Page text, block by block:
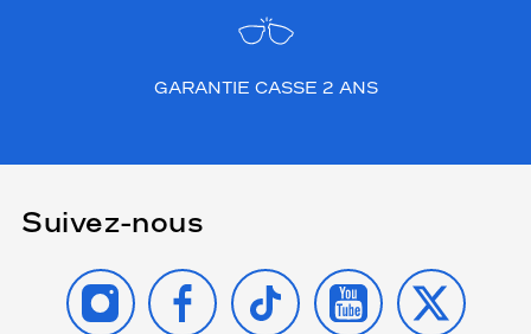
GARANTIE CASSE 2 ANS
Suivez-nous
INSTAGRAMFACEBOOK
TIKTOK YOUTUBE
X